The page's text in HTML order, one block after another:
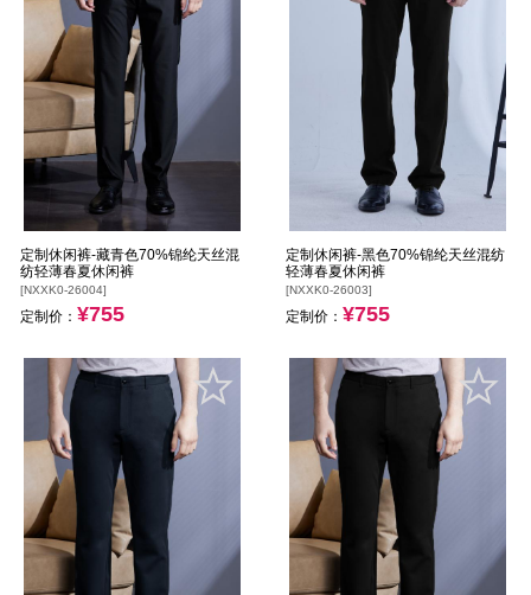
定制休闲裤-藏青色70%锦纶天丝混
纺轻薄春夏休闲裤
[NXXK0-26004]
定制价： ¥755
定制休闲裤-黑色70%锦纶天丝混纺
轻薄春夏休闲裤
[NXXK0-26003]
定制价： ¥755